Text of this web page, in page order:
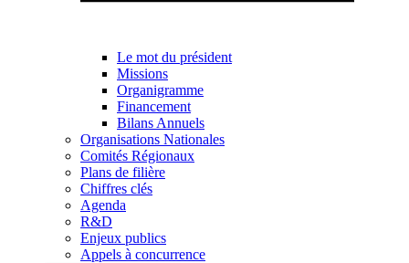
Le mot du président
Missions
Organigramme
Financement
Bilans Annuels
Organisations Nationales
Comités Régionaux
Plans de filière
Chiffres clés
Agenda
R&D
Enjeux publics
Appels à concurrence